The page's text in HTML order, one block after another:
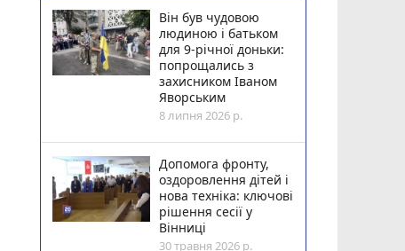
Він був чудовою
людиною і батьком
для 9-річної доньки:
попрощались з
захисником Іваном
Яворським
8 липня 2026 р.
Допомога фронту,
оздоровлення дітей і
нова техніка: ключові
рішення сесії у
Вінниці
30 травня 2026 р.